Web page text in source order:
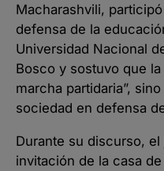
Macharashvili,
defensa de la
Universidad Nacional
Bosco y sostuvo que
marcha partidaria”,
sociedad en defensa
Durante su discurso,
invitación de la casa